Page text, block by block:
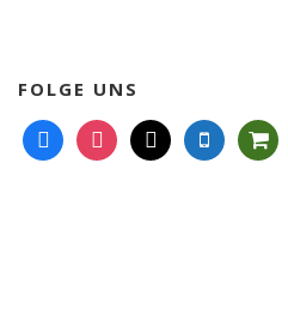
FOLGE UNS
f
a
i
n
m
a
m
o
s
h